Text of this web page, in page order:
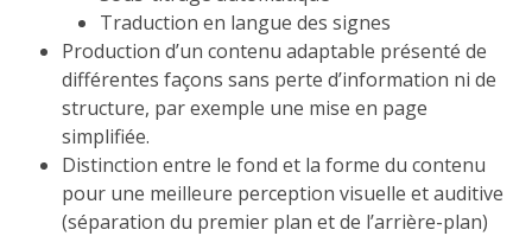
Traduction en langue des signes
Production d’un contenu adaptable présenté de
différentes façons sans perte d’information ni de
structure, par exemple une mise en page
simplifiée.
Distinction entre le fond et la forme du contenu
pour une meilleure perception visuelle et auditive
(séparation du premier plan et de l’arrière-plan)